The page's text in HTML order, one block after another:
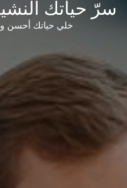
سرّ حياتك
خلي حياتك أحسن